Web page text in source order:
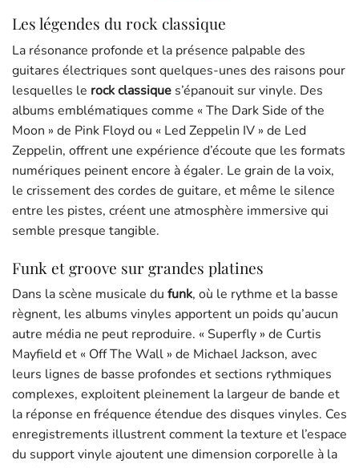
Les légendes du rock classique
La résonance profonde et la présence palpable des
guitares électriques sont quelques-unes des raisons pour
lesquelles le rock classique s’épanouit sur vinyle. Des
albums emblématiques comme « The Dark Side of the
Moon » de Pink Floyd ou « Led Zeppelin IV » de Led
Zeppelin, offrent une expérience d’écoute que les formats
numériques peinent encore à égaler. Le grain de la voix,
le crissement des cordes de guitare, et même le silence
entre les pistes, créent une atmosphère immersive qui
semble presque tangible.
Funk et groove sur grandes platines
Dans la scène musicale du funk, où le rythme et la basse
règnent, les albums vinyles apportent un poids qu’aucun
autre média ne peut reproduire. « Superfly » de Curtis
Mayfield et « Off The Wall » de Michael Jackson, avec
leurs lignes de basse profondes et sections rythmiques
complexes, exploitent pleinement la largeur de bande et
la réponse en fréquence étendue des disques vinyles. Ces
enregistrements illustrent comment la texture et l’espace
du support vinyle ajoutent une dimension corporelle à la